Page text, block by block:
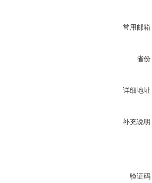
常用邮箱
省份
详细地址
补充说明
验证码